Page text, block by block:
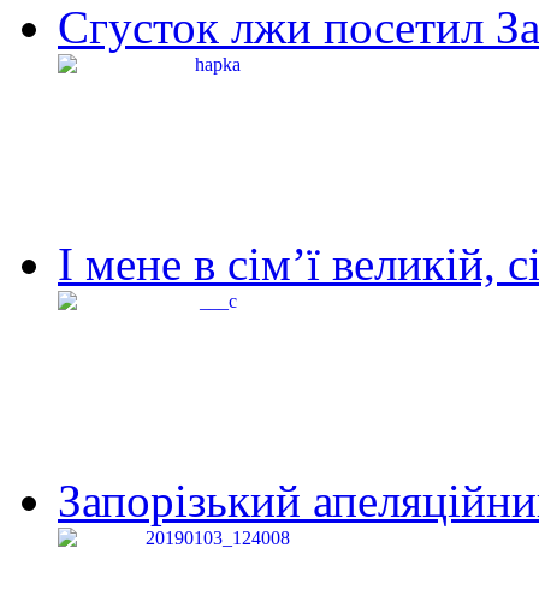
Сгусток лжи посетил
І мене в сім’ї великій,
Запорізький